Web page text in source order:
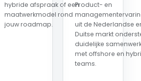
hybride afspraak of een
maatwerkmodel rond
jouw roadmap.
Product- en
uit de Nederlandse
Duitse markt
duidelijke
met offshore en
teams.